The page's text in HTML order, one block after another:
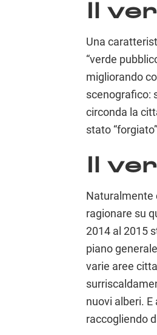
Il
Una
“verde
migliorando
scenografico:
circonda la
stato
Il
Naturalmente
ragionare su
2014 al 2015
piano
varie aree
nuovi alberi.
raccogliendo